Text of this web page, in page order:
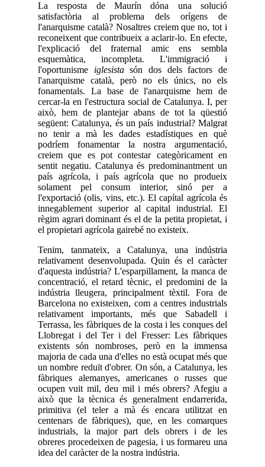
La resposta de Maurín dóna una solució
satisfactòria al problema dels orígens de
l'anarquisme català? Nosaltres creiem que no, tot i
reconeixent que contribueix a aclarir-lo. En efecte,
l'explicació del fraternal amic ens sembla
esquemàtica, incompleta. L'immigració i
l'oportunisme iglesistasón dos dels factors de
l'anarquisme català, però no els únics, no els
fonamentals. La base de l'anarquisme hem de
cercar-la en l'estructura social de Catalunya. I, per
això, hem de plantejar abans de tot la qüestió
següent: Catalunya, és un país industrial? Malgrat
no tenir a mà les dades estadístiques en què
podríem fonamentar la nostra argumentació,
creiem que es pot contestar categòricament en
sentit negatiu. Catalunya és predominantment un
país agrícola, i país agrícola que no produeix
solament pel consum interior, sinó per a
l'exportació (olis, vins, etc.). El capítal agrícola és
innegablement superior al capital industrial. El
règim agrari dominant és el de la petita propietat, i
el propietari agrícola gairebé no existeix.
Tenim, tanmateix, a Catalunya, una indústria
relativament desenvolupada. Quin és el caràcter
d'aquesta indústria? L'esparpillament, la manca de
concentració, el retard tècnic, el predomini de la
indústria lleugera, principalment tèxtil. Fora de
Barcelona no existeixen, com a centres industrials
relativament importants, més que Sabadell i
Terrassa, les fàbriques de la costa i les conques del
Llobregat i del Ter i del Fresser: Les fàbriques
existents són nombroses, però en la immensa
majoria de cada una d'elles no està ocupat més que
un nombre reduït d'obrer. On són, a Catalunya, les
fàbriques alemanyes, americanes o russes que
ocupen vuit mil, deu mil i més obrers? Afegiu a
això que la tècnica és generalment endarrerida,
primitiva (el teler a mà és encara utilitzat en
centenars de fàbriques), que, en les comarques
industrials, la major part dels obrers i de les
obreres procedeixen de pagesia, i us formareu una
idea del caràcter de la nostra indústria.